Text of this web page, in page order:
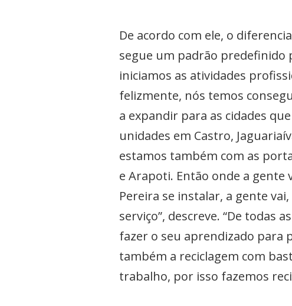
De acordo com ele, o
segue um padrão predefinido
iniciamos as atividades
felizmente, nós temos
a expandir para as cidades
unidades em Castro,
estamos também com as
e Arapoti. Então onde a gente
Pereira se instalar, a gente
serviço”, descreve. “De todas
fazer o seu aprendizado para
também a reciclagem com
trabalho, por isso fazemos